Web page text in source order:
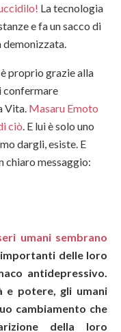
La tecnologia
e fa un sacco di
demonizzata.
proprio grazie alla
confermare
Vita. Masaru Emoto
ciò . E lui è solo uno
dargli, esiste. E
chiaro messaggio:
umani sembrano
delle loro
antidepressivo.
e potere, gli umani
cambiamento che
della loro